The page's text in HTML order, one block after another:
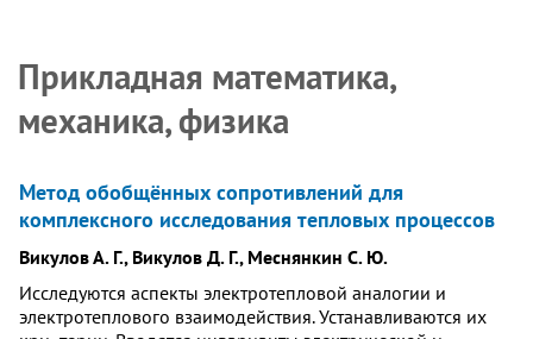
Прикладная математика,
механика, физика
Метод обобщённых сопротивлений для
комплексного исследования тепловых процессов
Викулов А. Г., Викулов Д. Г., Меснянкин С. Ю.
Исследуются аспекты электротепловой аналогии и
электротеплового взаимодействия. Устанавливаются их